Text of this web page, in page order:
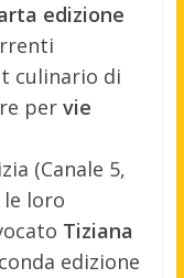
edizione
culinario di
per vie
(Canale 5,
le loro
Tiziana
edizione